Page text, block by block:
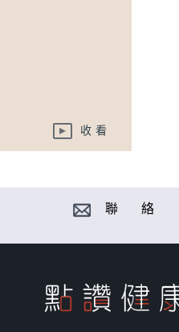
收看
聯 絡